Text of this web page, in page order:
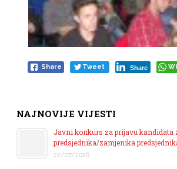
Share Tweet Share
NAJNOVIJE VIJESTI
Javni konkurs za prijavu kandidata
predsjednika/zamjenika
22/07/2026